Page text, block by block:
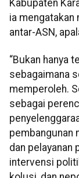
Kabupaten
ia mengatakan
antar-ASN,
“Bukan hanya
sebagaimana
memperoleh.
sebagai
pembangunan
dan pelayanan
intervensi